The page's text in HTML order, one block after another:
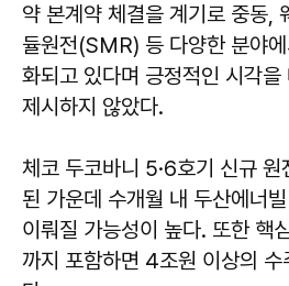
약 본계약 체결을 계기로 중동,
듈원전(SMR) 등 다양한 분야
화되고 있다며 긍정적인 시각
제시하지 않았다.
체코 두코바니 5·6호기 신규 원
된 가운데 수개월 내 두산에너
이뤄질 가능성이 높다. 또한 핵
까지 포함하면 4조원 이상의 수